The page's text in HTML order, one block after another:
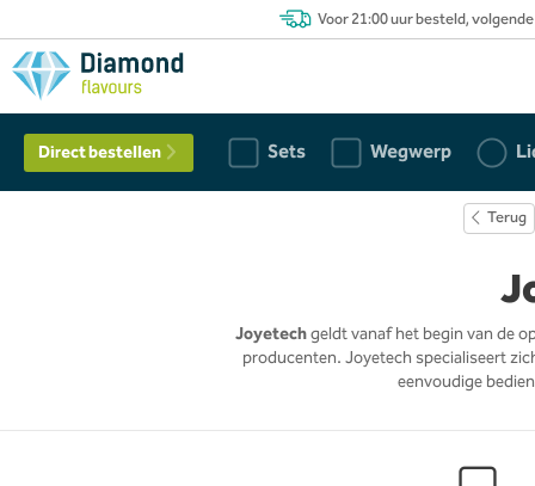
Voor 21:00 uur besteld,
Direct bestellen Sets Wegwerp
Terug
Joyetechgeldt vanaf het begin van de
producenten. Joyetech specialiseert
eenvoudige